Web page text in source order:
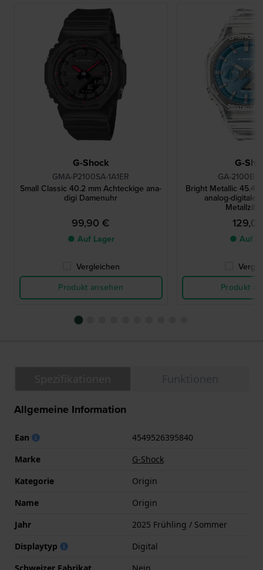
G-Shock
GMA-P2100SA-1A1ER
Small Classic 40.2 mm Achteckige ana-
digi Damenuhr
99,90 €
● Auf Lager
Vergleichen
Produkt ansehen
G-
GA-
Bright Metallic 45.4
analog-digitale
● Auf
Produkt
Allgemeine Information
Ean
4549526395840
Marke
G-Shock
Kategorie
Origin
Name
Origin
Jahr
2025 Frühling / Sommer
Displaytyp
Digital